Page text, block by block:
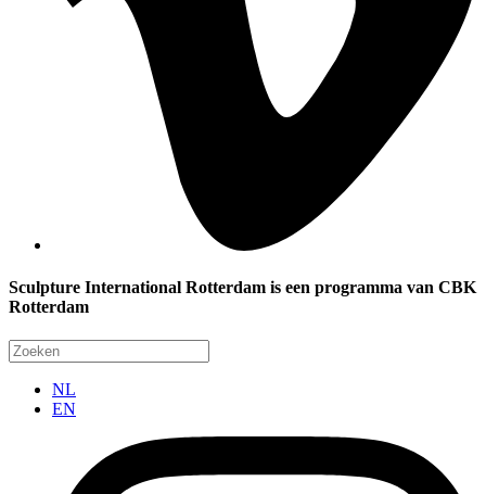
Sculpture International Rotterdam is een programma van CBK
Rotterdam
NL
EN